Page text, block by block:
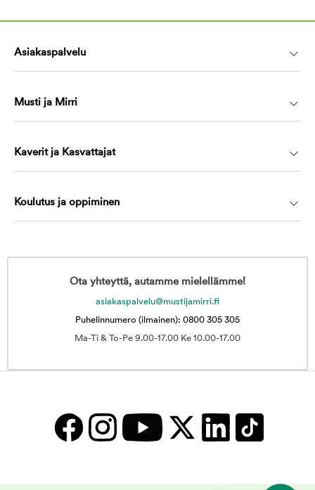
Asiakaspalvelu
Musti ja Mirri
Kaverit ja Kasvattajat
Koulutus ja oppiminen
Ota yhteyttä, autamme mielellämme!
asiakaspalvelu@mustijamirri.fi
Puhelinnumero (ilmainen): 0800 305 305
Ma-Ti & To-Pe 9.00-17.00 Ke 10.00-17.00